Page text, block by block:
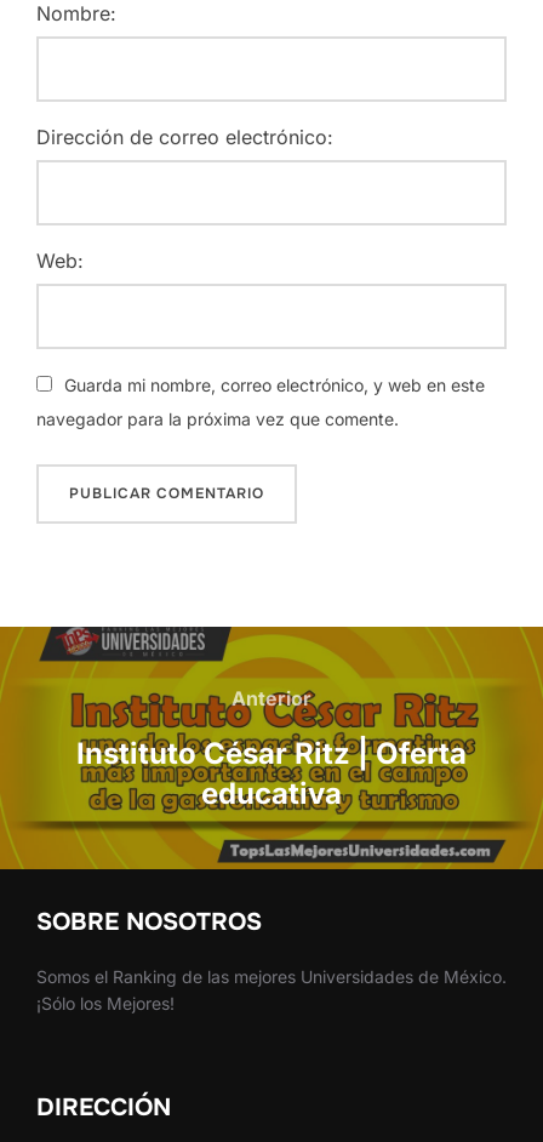
Nombre:
Dirección de correo electrónico:
Web:
Guarda mi nombre, correo electrónico, y web en este
navegador para la próxima vez que comente.
Navegación
de
entradas
Anterior
Anterior
Instituto César Ritz | Oferta
educativa
SOBRE NOSOTROS
Somos el Ranking de las mejores Universidades de México.
¡Sólo los Mejores!
DIRECCIÓN